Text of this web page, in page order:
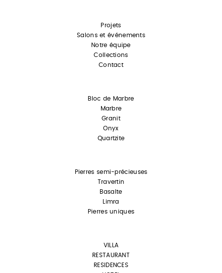
Projets
Salons et événements
Notre équipe
Collections
Contact
Bloc de Marbre
Marbre
Granit
Onyx
Quartzite
Pierres semi-précieuses
Travertin
Basalte
Limra
Pierres uniques
VILLA
RESTAURANT
RESIDENCES